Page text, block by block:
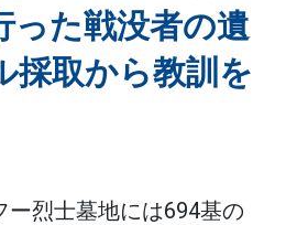
った戦没者の遺
採取から教訓を
ー烈士墓地には694基の